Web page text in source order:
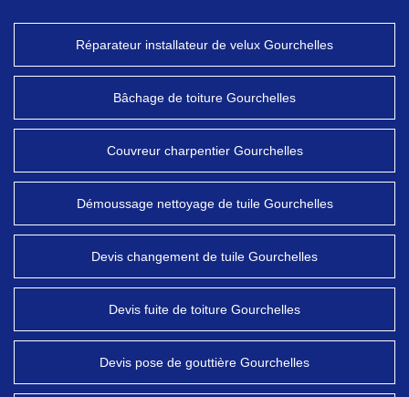
Réparateur installateur de velux Gourchelles
Bâchage de toiture Gourchelles
Couvreur charpentier Gourchelles
Démoussage nettoyage de tuile Gourchelles
Devis changement de tuile Gourchelles
Devis fuite de toiture Gourchelles
Devis pose de gouttière Gourchelles